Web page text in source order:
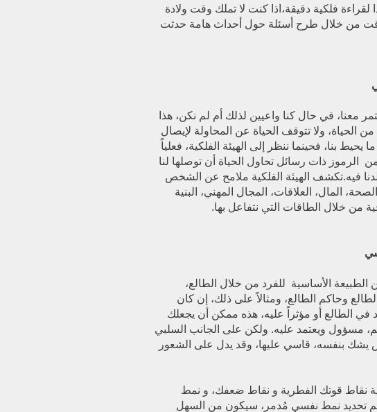
فلكية دقيقة،اذا كنت لا تملك وقت ولادة
من خلال طرح أسئلة حول أحداث هامة حدثت
معنا، في حال كنا واعيين لذلك أم لم نكن، هذا
الحياة، ولا تتوقف الحياة عن المحاولة لإيصال
يحيط بنا، فحينما ننظر إلى الهيئة الفلكية، فعلياً
ذات رسائل تحاول الحياة أن توصلها لنا
فيه.تكشف الهيئة الفلكية ملامح عن الشخص
المال، العلاقات، المجال المهني، البنية
من خلال الطاقات التي نتفاعل بها.
الطبيعة الأساسية للفرد من خلال الطالع،
وحاكم الطالع، ومثالاً على ذلك، إن كان
الطالع أو مؤثراً عليه، هذه ممكن أن يجعلك
ويعتمد عليه. ولكن على الجانب السلبي
بنفسه، قاسي عليها، وقد يدل على الشعور
نقاط قوتك الفطرية و نقاط ضعفك، و نمط
تحديد نمط نفسي مُدمر، سيكون من السهل